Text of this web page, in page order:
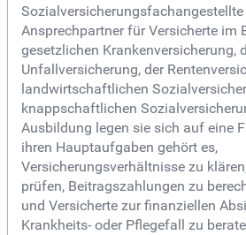
Ansprechpartner für Versicherte im
gesetzlichen Krankenversicherung,
Unfallversicherung, der
landwirtschaftlichen
knappschaftlichen
Ausbildung legen sie sich auf eine
ihren Hauptaufgaben gehört es,
Versicherungsverhältnisse zu
prüfen, Beitragszahlungen zu
und Versicherte zur finanziellen
Krankheits- oder Pflegefall zu